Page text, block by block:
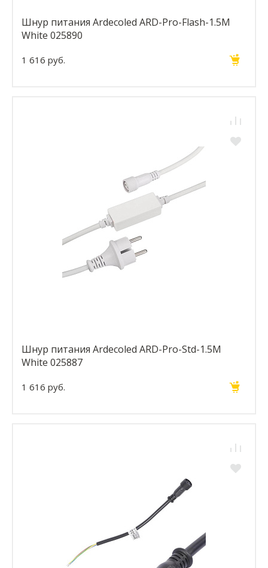
Шнур питания Ardecoled ARD-Pro-Flash-1.5M
White 025890
1 616 руб.
Шнур питания Ardecoled ARD-Pro-Std-1.5M
White 025887
1 616 руб.